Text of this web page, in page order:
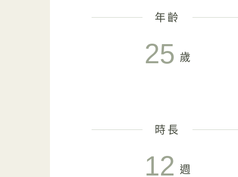
年齡
25 歲
時長
12 週